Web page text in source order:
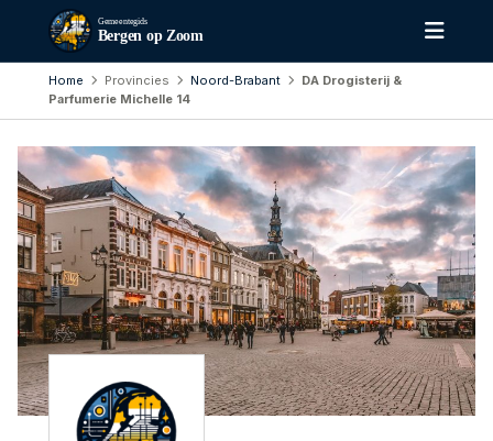
Gemeentegids
Bergen op Zoom
Home Provincies Noord-Brabant
DA Drogisterij &
Parfumerie Michelle 14